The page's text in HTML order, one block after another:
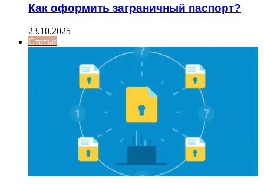
Как оформить заграничный паспорт?
23.10.2025
Статьи